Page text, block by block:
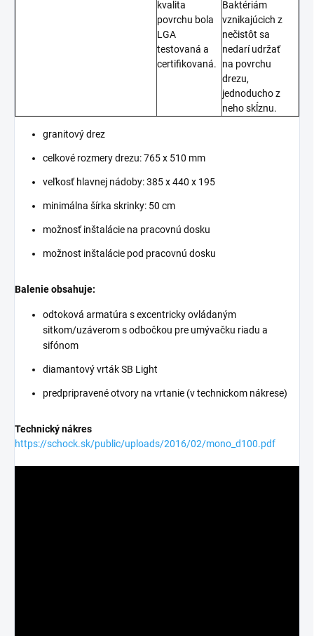
kvalita
povrchu bola
LGA
testovaná a
certifikovaná.
Baktériám
vznikajúcich z
nečistôt sa
nedarí udržať
na povrchu
drezu,
jednoducho z
neho skĺznu.
granitový drez
celkové rozmery drezu: 765 x 510 mm
veľkosť hlavnej nádoby: 385 x 440 x 195
minimálna šírka skrinky: 50 cm
možnosť inštalácie na pracovnú dosku
možnost inštalácie pod pracovnú dosku
Balenie obsahuje:
odtoková armatúra s excentricky ovládaným
sitkom/uzáverom s odbočkou pre umývačku riadu a
sifónom
diamantový vrták SB Light
predpripravené otvory na vrtanie (v technickom nákrese)
Technický nákres
https://schock.sk/public/uploads/2016/02/mono_d100.pdf